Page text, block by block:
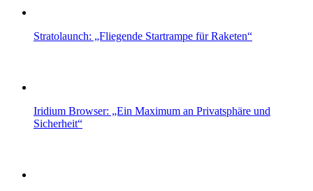
Stratolaunch: „Fliegende Startrampe für Raketen“
Iridium Browser: „Ein Maximum an Privatsphäre und
Sicherheit“